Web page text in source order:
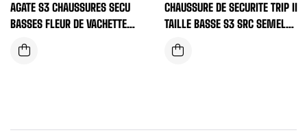
AGATE S3 CHAUSSURES SECU
BASSES FLEUR DE VACHETTE
NOIR
CHAUSSURE DE SECURITE TRIP II
TAILLE BASSE S3 SRC SEMELLE
PU/PU ANTISTATIQUE